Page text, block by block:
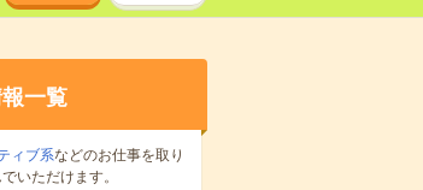
一覧
ィブ系などのお仕事を取り
いただけます。